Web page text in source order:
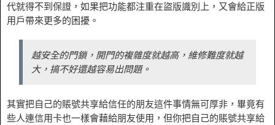
代就得不到保證，如果把功能都注重在盜版識別上，又會給正版
用戶帶來更多的困擾。
越安全的門鎖，開門的複雜度就越高，維修難度就越
大，搞不好還越容易出問題。
其實把自己的賬號共享給信任的朋友這件事情無可厚非，畢竟有
些人連信用卡也一樣會藉給朋友使用，但你把自己的賬號共享給